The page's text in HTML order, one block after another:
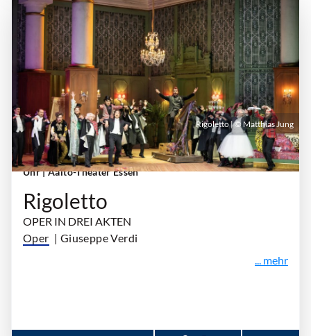
Samstag, 10. Oktober 2026 | 19:00 Uhr - 21:45
Uhr| Aalto-Theater Essen
Rigoletto
OPER IN DREI AKTEN
Oper | Giuseppe Verdi
... mehr
Rigoletto | © Matthias Jung